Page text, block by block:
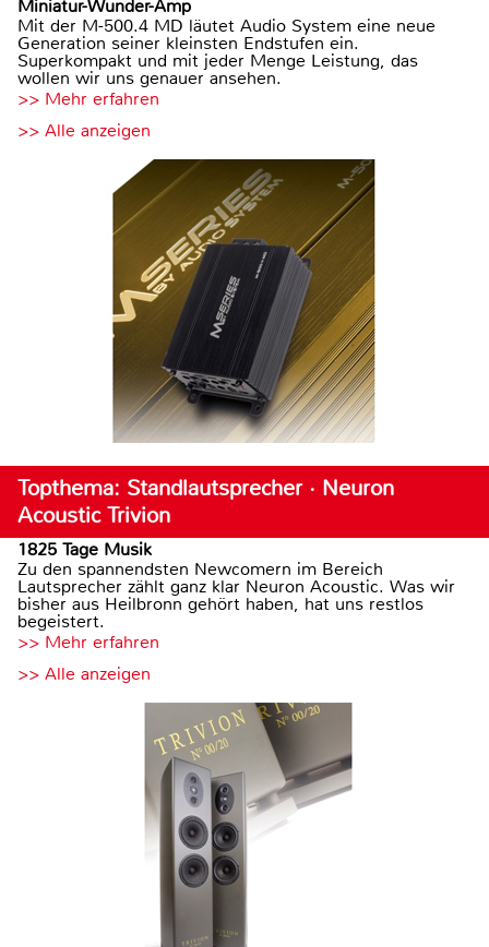
Miniatur-Wunder-Amp
Mit der M-500.4 MD läutet Audio System eine neue
Generation seiner kleinsten Endstufen ein.
Superkompakt und mit jeder Menge Leistung, das
wollen wir uns genauer ansehen.
>> Mehr erfahren
>> Alle anzeigen
Topthema: Standlautsprecher · Neuron
Acoustic Trivion
1825 Tage Musik
Zu den spannendsten Newcomern im Bereich
Lautsprecher zählt ganz klar Neuron Acoustic. Was wir
bisher aus Heilbronn gehört haben, hat uns restlos
begeistert.
>> Mehr erfahren
>> Alle anzeigen